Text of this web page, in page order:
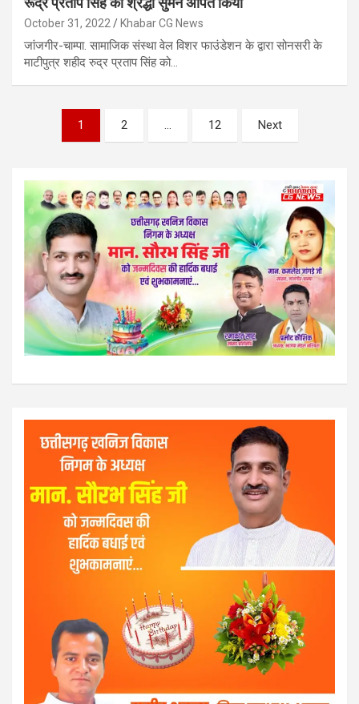
October 31, 2022 Khabar CG News
जांजगीर-चाम्पा. सामाजिक संस्था वेल विशर फाउंडेशन के द्वारा सोनसरी के
माटीपुत्र शहीद रुद्र प्रताप सिंह को…
pagination
1 2 … 12 Next